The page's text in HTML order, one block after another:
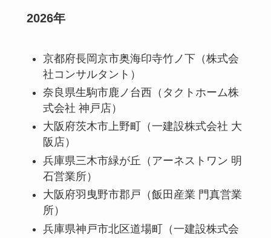
2026年
京都府長岡京市奥海印寺竹ノ下（株式会
社コンサルタント）
奈良県生駒市鹿ノ台西（タクトホーム株
式会社 神戸店）
大阪府茨木市上野町（一建設株式会社 大
阪店）
兵庫県三木市緑が丘（アーネストワン 明
石営業所）
大阪府羽曳野市郡戸（飯田産業 門真営業
所）
兵庫県神戸市北区道場町（一建設株式会